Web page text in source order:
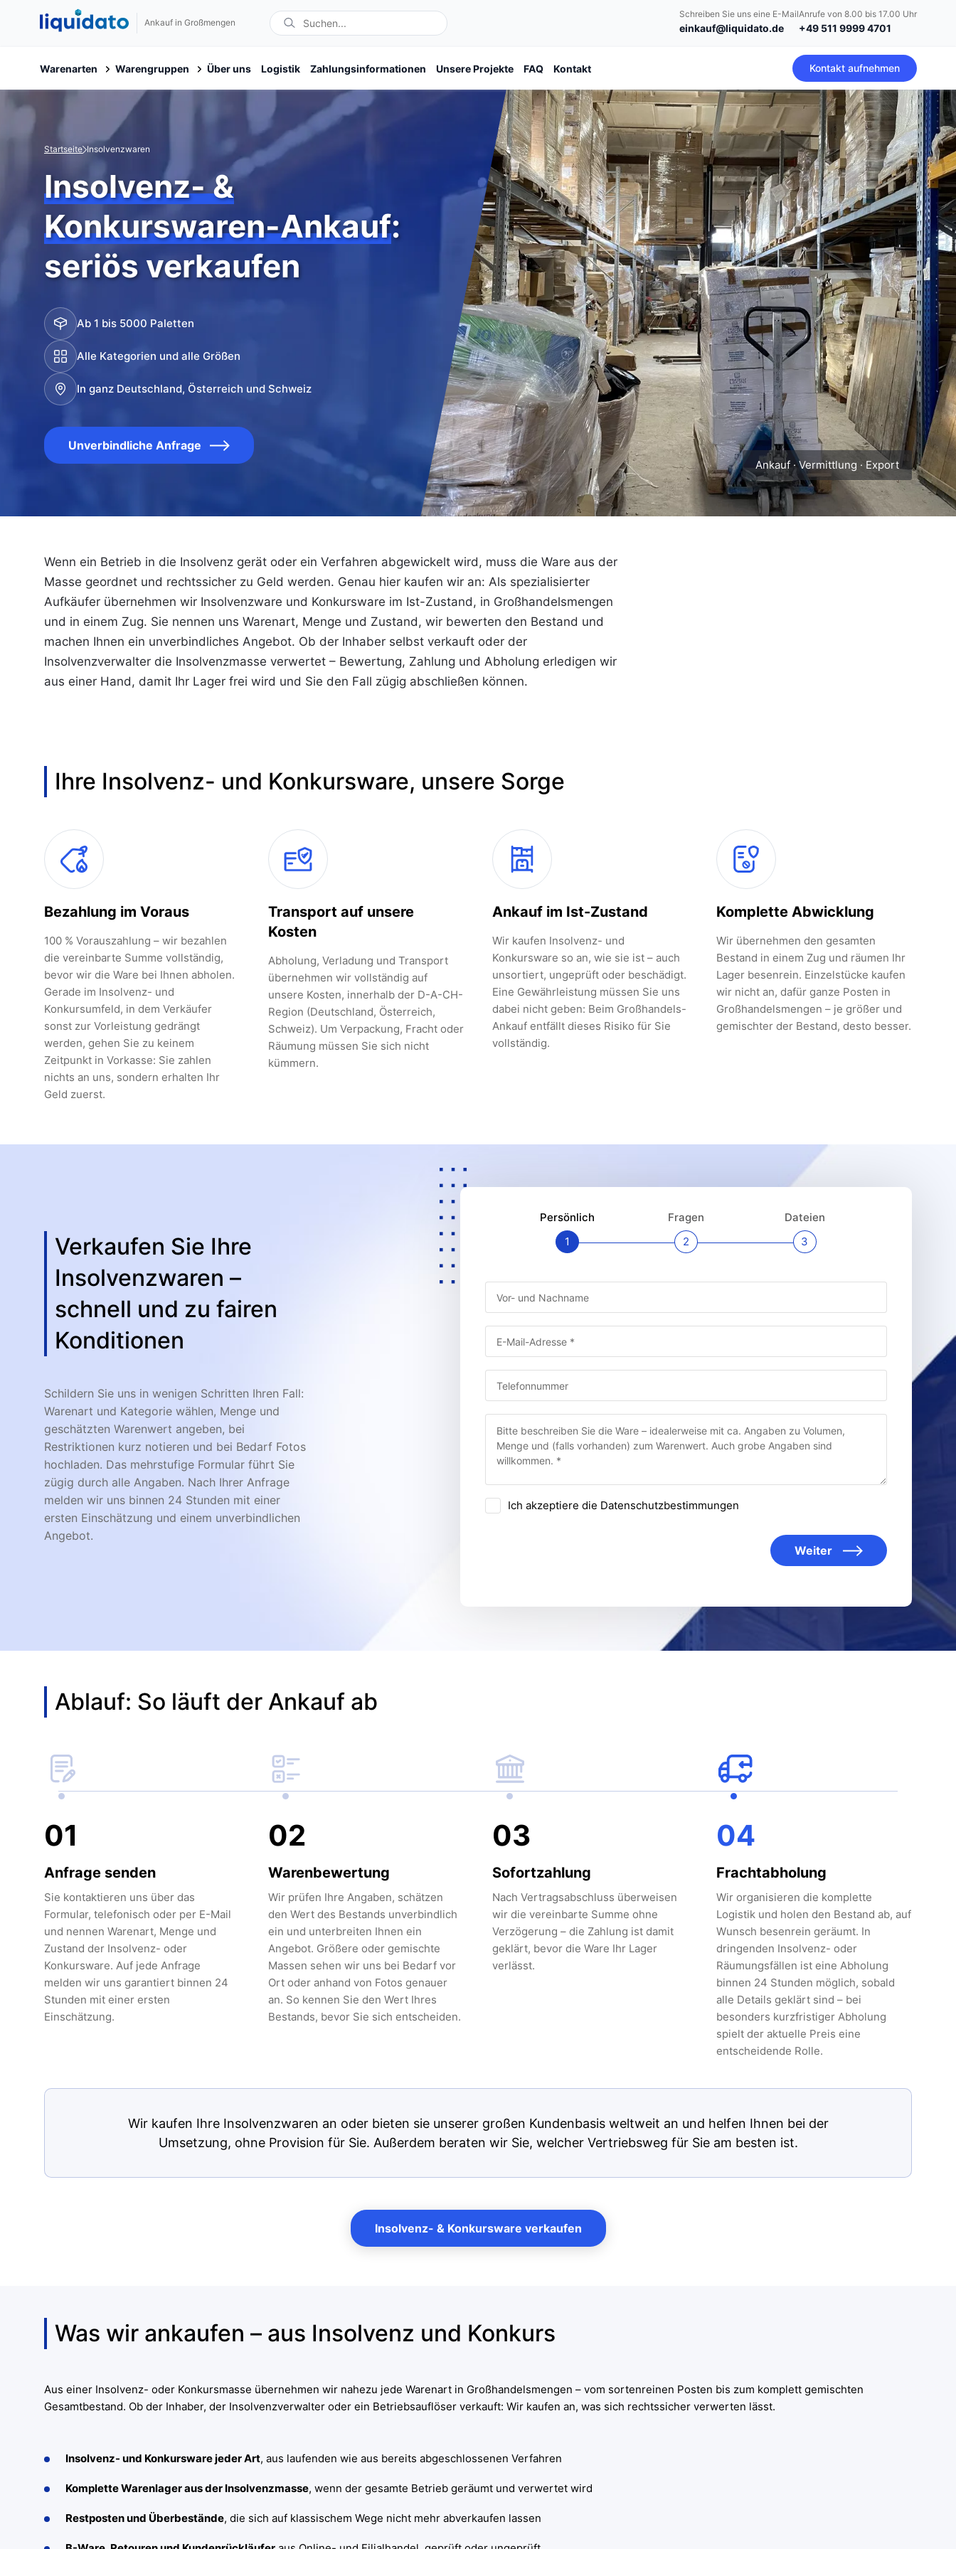
Ankauf in Großmengen
Schreiben Sie uns eine E-Mail
einkauf@liquidato.de
Anrufe von 8.00 bis 17.00 Uhr
+49 511 9999 4701
Warenarten Warengruppen Über uns Logistik Zahlungsinformationen Unsere Projekte FAQ Kontakt Kontakt aufnehmen
Startseite Insolvenzwaren
Insolvenz- &
Konkurswaren-Ankauf:
seriös verkaufen
Ab 1 bis 5000 Paletten
Alle Kategorien und alle Größen
In ganz Deutschland, Österreich und Schweiz
Unverbindliche Anfrage
Ankauf · Vermittlung · Export
Wenn ein Betrieb in die Insolvenz gerät oder ein Verfahren abgewickelt wird, muss die Ware aus der
Masse geordnet und rechtssicher zu Geld werden. Genau hier kaufen wir an: Als spezialisierter
Aufkäufer übernehmen wir Insolvenzware und Konkursware im Ist-Zustand, in Großhandelsmengen
und in einem Zug. Sie nennen uns Warenart, Menge und Zustand, wir bewerten den Bestand und
machen Ihnen ein unverbindliches Angebot. Ob der Inhaber selbst verkauft oder der
Insolvenzverwalter die Insolvenzmasse verwertet – Bewertung, Zahlung und Abholung erledigen wir
aus einer Hand, damit Ihr Lager frei wird und Sie den Fall zügig abschließen können.
Ihre Insolvenz- und Konkursware, unsere Sorge
Bezahlung im Voraus
100 % Vorauszahlung – wir bezahlen
die vereinbarte Summe vollständig,
bevor wir die Ware bei Ihnen abholen.
Gerade im Insolvenz- und
Konkursumfeld, in dem Verkäufer
sonst zur Vorleistung gedrängt
werden, gehen Sie zu keinem
Zeitpunkt in Vorkasse: Sie zahlen
nichts an uns, sondern erhalten Ihr
Geld zuerst.
Transport auf unsere
Kosten
Abholung, Verladung und Transport
übernehmen wir vollständig auf
unsere Kosten, innerhalb der D-A-CH-
Region (Deutschland, Österreich,
Schweiz). Um Verpackung, Fracht oder
Räumung müssen Sie sich nicht
kümmern.
Ankauf im Ist-Zustand
Wir kaufen Insolvenz- und
Konkursware so an, wie sie ist – auch
unsortiert, ungeprüft oder beschädigt.
Eine Gewährleistung müssen Sie uns
dabei nicht geben: Beim Großhandels-
Ankauf entfällt dieses Risiko für Sie
vollständig.
Komplette Abwicklung
Wir übernehmen den gesamten
Bestand in einem Zug und räumen Ihr
Lager besenrein. Einzelstücke kaufen
wir nicht an, dafür ganze Posten in
Großhandelsmengen – je größer und
gemischter der Bestand, desto besser.
Verkaufen Sie Ihre
Insolvenzwaren –
schnell und zu fairen
Konditionen
Schildern Sie uns in wenigen Schritten Ihren Fall:
Warenart und Kategorie wählen, Menge und
geschätzten Warenwert angeben, bei
Restriktionen kurz notieren und bei Bedarf Fotos
hochladen. Das mehrstufige Formular führt Sie
zügig durch alle Angaben. Nach Ihrer Anfrage
melden wir uns binnen 24 Stunden mit einer
ersten Einschätzung und einem unverbindlichen
Angebot.
Persönlich
1
Fragen
2
Dateien
3
Ich akzeptiere die Datenschutzbestimmungen
Weiter
Ablauf: So läuft der Ankauf ab
01
Anfrage senden
Sie kontaktieren uns über das
Formular, telefonisch oder per E-Mail
und nennen Warenart, Menge und
Zustand der Insolvenz- oder
Konkursware. Auf jede Anfrage
melden wir uns garantiert binnen 24
Stunden mit einer ersten
Einschätzung.
02
Warenbewertung
Wir prüfen Ihre Angaben, schätzen
den Wert des Bestands unverbindlich
ein und unterbreiten Ihnen ein
Angebot. Größere oder gemischte
Massen sehen wir uns bei Bedarf vor
Ort oder anhand von Fotos genauer
an. So kennen Sie den Wert Ihres
Bestands, bevor Sie sich entscheiden.
03
Sofortzahlung
Nach Vertragsabschluss überweisen
wir die vereinbarte Summe ohne
Verzögerung – die Zahlung ist damit
geklärt, bevor die Ware Ihr Lager
verlässt.
04
Frachtabholung
Wir organisieren die komplette
Logistik und holen den Bestand ab, auf
Wunsch besenrein geräumt. In
dringenden Insolvenz- oder
Räumungsfällen ist eine Abholung
binnen 24 Stunden möglich, sobald
alle Details geklärt sind – bei
besonders kurzfristiger Abholung
spielt der aktuelle Preis eine
entscheidende Rolle.
Wir kaufen Ihre Insolvenzwaren an oder bieten sie unserer großen Kundenbasis weltweit an und helfen Ihnen bei der
Umsetzung, ohne Provision für Sie. Außerdem beraten wir Sie, welcher Vertriebsweg für Sie am besten ist.
Insolvenz- & Konkursware verkaufen
Was wir ankaufen – aus Insolvenz und Konkurs
Aus einer Insolvenz- oder Konkursmasse übernehmen wir nahezu jede Warenart in Großhandelsmengen – vom sortenreinen Posten bis zum komplett gemischten
Gesamtbestand. Ob der Inhaber, der Insolvenzverwalter oder ein Betriebsauflöser verkauft: Wir kaufen an, was sich rechtssicher verwerten lässt.
Insolvenz- und Konkursware jeder Art, aus laufenden wie aus bereits abgeschlossenen Verfahren
Komplette Warenlager aus der Insolvenzmasse, wenn der gesamte Betrieb geräumt und verwertet wird
Restposten und Überbestände, die sich auf klassischem Wege nicht mehr abverkaufen lassen